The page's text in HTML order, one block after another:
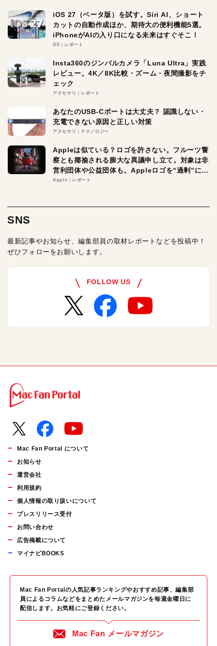
iOS 27（ベータ版）を試す。Siri AI、ショート
カットの自動作成ほか、期待大の便利機能5選。
iPhoneがAIの入り口になる未来はすぐそこ！
OS レポート
Insta360のジンバルカメラ「Luna Ultra」実践
レビュー。4K／8K比較・ズーム・夜間撮影をチ
ェック
アクセサリ レポート
あなたのUSB-Cポートは大丈夫？ 認識しない・
充電できない原因と正しい対策
アクセサリ テクノロジー
Appleは似ている？ロゴを許さない。フルーツ警
察とも揶揄される膨大な異議申し立て。対象は非
営利団体や公益団体も。Appleロゴを“過剰”に守
る理由とは
Apple レポート
SNS
最新記事やお知らせ、編集部員の取材レポートなどを投稿中！
ぜひフォローをお願いします。
FOLLOW US
Mac Fan Portal について
お知らせ
運営会社
利用規約
個人情報の取り扱いについて
プレスリリース受付
お問い合わせ
広告掲載について
マイナビBOOKS
Mac Fan Portalの人気記事ランキングやおすすめ記事、編集部
員によるコラムなどをまとめたメールマガジンを毎週金曜日に
配信します。お気軽にご登録ください。
Mac Fan メールマガジン